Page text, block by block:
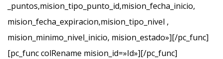
_puntos,mision_tipo_punto_id,mision_fecha_inicio,
mision_fecha_expiracion,mision_tipo_nivel ,
mision_minimo_nivel_inicio, mision_estado»][/pc_func]
[pc_func colRename mision_id=»Id»][/pc_func]